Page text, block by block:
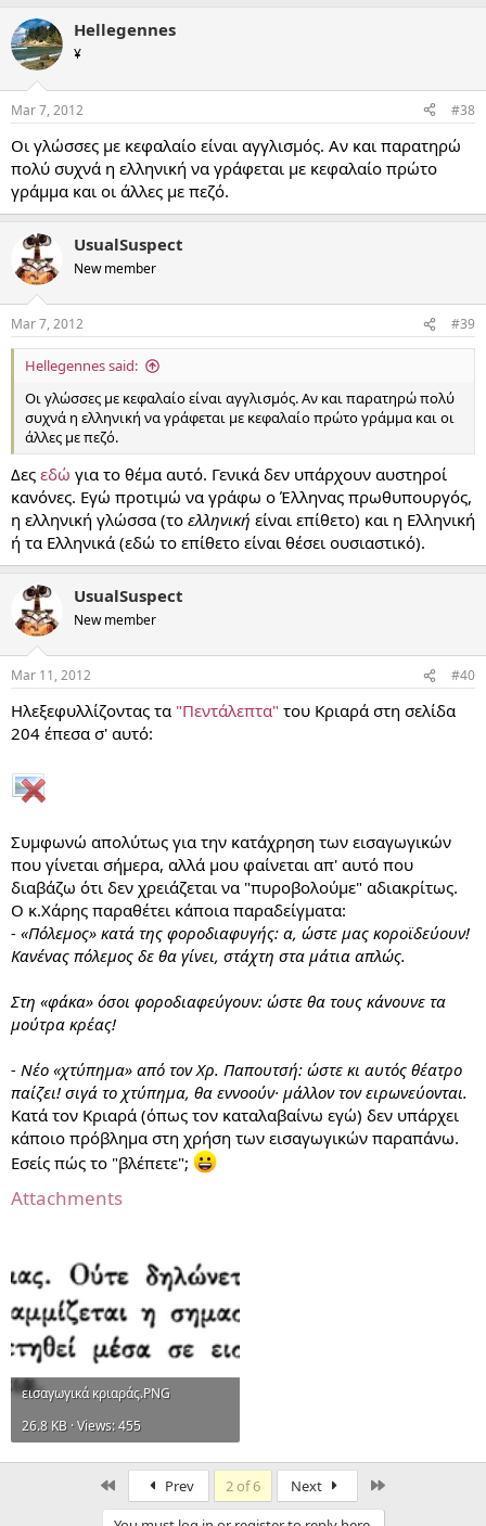
Hellegennes
¥
Mar 7, 2012 #38
Οι γλώσσες με κεφαλαίο είναι αγγλισμός. Αν και παρατηρώ
πολύ συχνά η ελληνική να γράφεται με κεφαλαίο πρώτο
γράμμα και οι άλλες με πεζό.
UsualSuspect
New member
Mar 7, 2012 #39
Hellegennes said:
Οι γλώσσες με κεφαλαίο είναι αγγλισμός. Αν και παρατηρώ πολύ
συχνά η ελληνική να γράφεται με κεφαλαίο πρώτο γράμμα και οι
άλλες με πεζό.
Δες εδώ για το θέμα αυτό. Γενικά δεν υπάρχουν αυστηροί
κανόνες. Εγώ προτιμώ να γράφω ο Έλληνας πρωθυπουργός,
η ελληνική γλώσσα (το ελληνική είναι επίθετο) και η Ελληνική
ή τα Ελληνικά (εδώ το επίθετο είναι θέσει ουσιαστικό).
UsualSuspect
New member
Mar 11, 2012 #40
Ηλεξεφυλλίζοντας τα "Πεντάλεπτα" του Κριαρά στη σελίδα
204 έπεσα σ' αυτό:
Συμφωνώ απολύτως για την κατάχρηση των εισαγωγικών
που γίνεται σήμερα, αλλά μου φαίνεται απ' αυτό που
διαβάζω ότι δεν χρειάζεται να "πυροβολούμε" αδιακρίτως.
Ο κ.Χάρης παραθέτει κάποια παραδείγματα:
- «Πόλεμος» κατά της φοροδιαφυγής: α, ώστε μας κοροϊδεύουν!
Κανένας πόλεμος δε θα γίνει, στάχτη στα μάτια απλώς.
Στη «φάκα» όσοι φοροδιαφεύγουν: ώστε θα τους κάνουνε τα
μούτρα κρέας!
- Νέο «χτύπημα» από τον Χρ. Παπουτσή: ώστε κι αυτός θέατρο
παίζει! σιγά το χτύπημα, θα εννοούν· μάλλον τον ειρωνεύονται.
Κατά τον Κριαρά (όπως τον καταλαβαίνω εγώ) δεν υπάρχει
κάποιο πρόβλημα στη χρήση των εισαγωγικών παραπάνω.
Εσείς πώς το "βλέπετε";
Attachments
εισαγωγικά κριαράς.PNG
26.8 KB · Views: 455
Prev 2 of 6 Next